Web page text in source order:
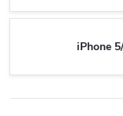
iPhone